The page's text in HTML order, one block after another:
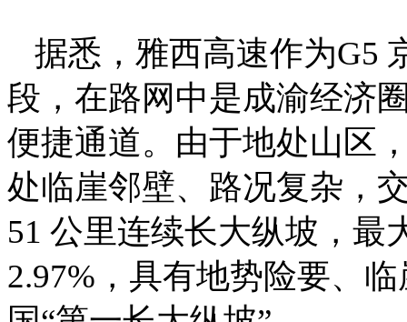
据悉，雅西高速作为G5
段，在路网中是成渝经济
便捷通道。由于地处山区
处临崖邻壁、路况复杂，
51 公里连续长大纵坡，最
2.97%，具有地势险要、